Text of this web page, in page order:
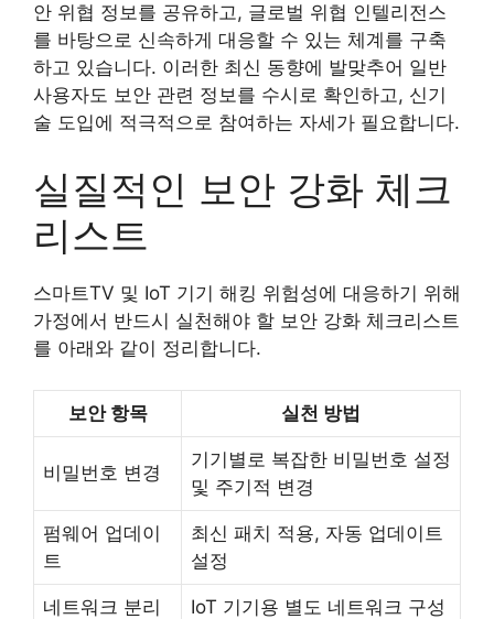
안 위협 정보를 공유하고, 글로벌 위협 인텔리전스
를 바탕으로 신속하게 대응할 수 있는 체계를 구축
하고 있습니다. 이러한 최신 동향에 발맞추어 일반
사용자도 보안 관련 정보를 수시로 확인하고, 신기
술 도입에 적극적으로 참여하는 자세가 필요합니다.
실질적인 보안 강화 체크
리스트
스마트TV 및 IoT 기기 해킹 위험성에 대응하기 위해
가정에서 반드시 실천해야 할 보안 강화 체크리스트
를 아래와 같이 정리합니다.
보안 항목 실천 방법
비밀번호 변경
기기별로 복잡한 비밀번호 설정
및 주기적 변경
펌웨어 업데이
트
최신 패치 적용, 자동 업데이트
설정
네트워크 분리 IoT 기기용 별도 네트워크 구성